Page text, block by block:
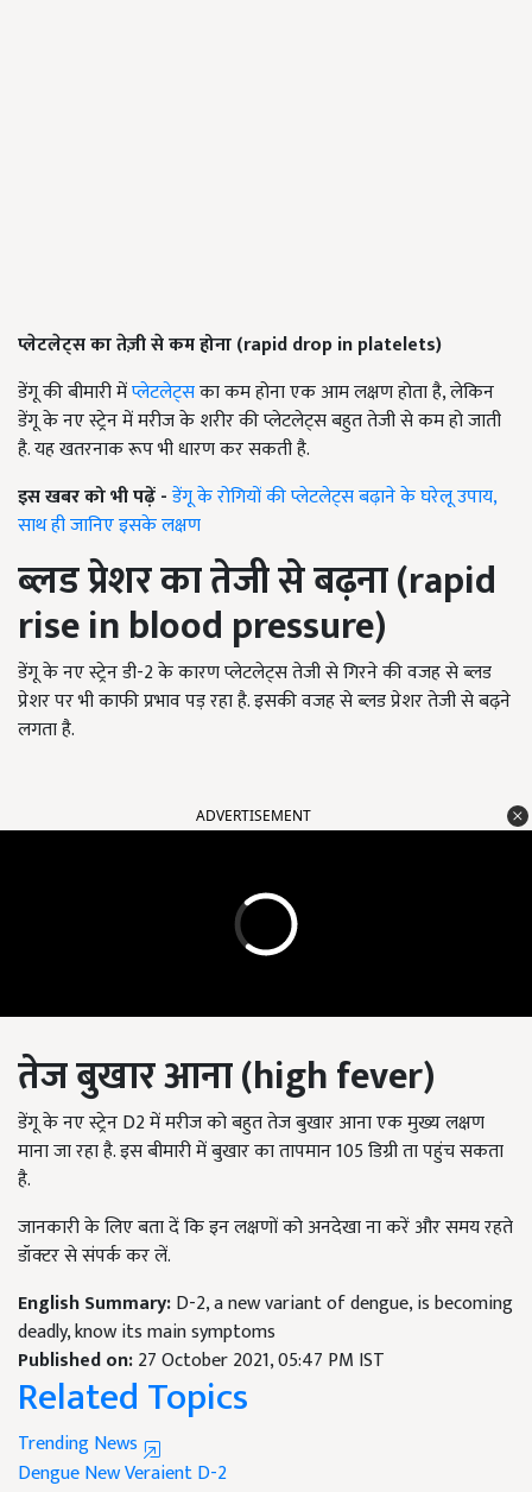
प्लेटलेट्स का तेज़ी से कम होना (rapid drop in platelets)
डेंगू की बीमारी मेंप्लेटलेट्सका कम होना एक आम लक्षण होता है, लेकिन
डेंगू के नए स्ट्रेन में मरीज के शरीर की प्लेटलेट्स बहुत तेजी से कम हो जाती
है. यह खतरनाक रूप भी धारण कर सकती है.
इस खबर को भी पढ़ें -डेंगू के रोगियों की प्लेटलेट्स बढ़ाने के घरेलू उपाय,
साथ ही जानिए इसके लक्षण
ब्लड प्रेशर का तेजी से बढ़ना (rapid
rise in blood pressure)
डेंगू के नए स्ट्रेन डी-2 के कारण प्लेटलेट्स तेजी से गिरने की वजह से ब्लड
प्रेशर पर भी काफी प्रभाव पड़ रहा है. इसकी वजह से ब्लड प्रेशर तेजी से बढ़ने
लगता है.
ADVERTISEMENT
तेज बुखार आना (high fever)
डेंगू के नए स्ट्रेन D2 में मरीज को बहुत तेज बुखार आना एक मुख्य लक्षण
माना जा रहा है. इस बीमारी में बुखार का तापमान 105 डिग्री ता पहुंच सकता
है.
जानकारी के लिए बता दें कि इन लक्षणों को अनदेखा ना करें और समय रहते
डॉक्टर से संपर्क कर लें.
English Summary:D-2, a new variant of dengue, is becoming
deadly, know its main symptoms
Published on:27 October 2021, 05:47 PM IST
Related Topics
Trending News
Dengue New VeraientD-2